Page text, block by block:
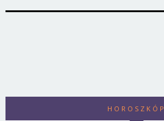
HOROSZKÓP